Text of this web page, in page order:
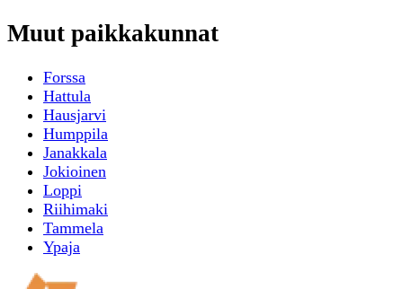
Muut paikkakunnat
Forssa
Hattula
Hausjarvi
Humppila
Janakkala
Jokioinen
Loppi
Riihimaki
Tammela
Ypaja